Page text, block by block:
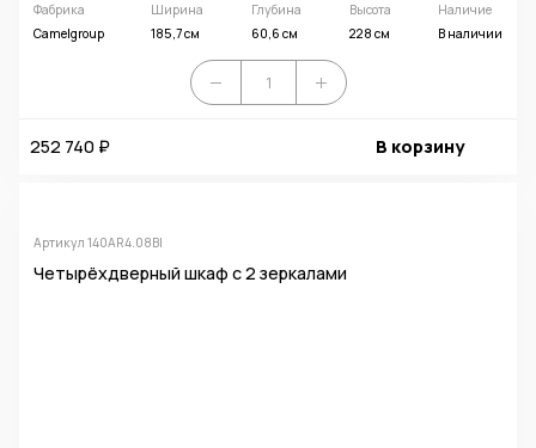
Фабрика
Camelgroup
Ширина
185,7 см
Глубина
60,6 см
Высота
228 см
Наличие
В наличии
252 740 ₽ В корзину
Артикул 140AR4.08BI
Четырёхдверный шкаф с 2 зеркалами